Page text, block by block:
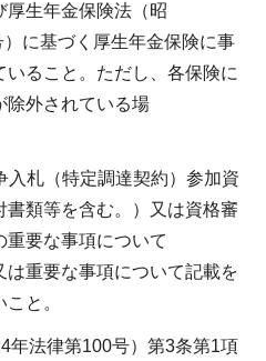
厚生年金保険法（昭
に基づく厚生年金保険に事
いること。ただし、各保険に
除外されている場
入札（特定調達契約）参加資
書類等を含む。）又は資格審
重要な事項について
は重要な事項について記載を
と。
年法律第100号）第3条第1項